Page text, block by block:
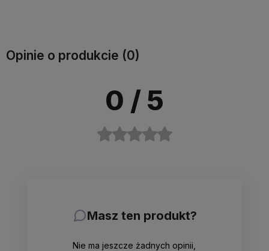
Opinie o produkcie (0)
0 / 5
Masz ten produkt?
Nie ma jeszcze żadnych opinii,